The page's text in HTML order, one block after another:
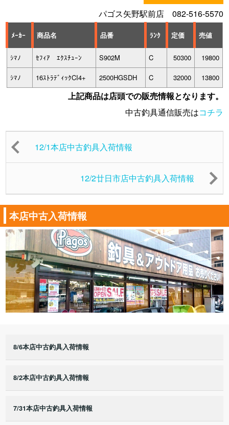
パゴス矢野駅前店 082-516-5570
ﾒｰｶｰ 商品名 品番 ﾗﾝｸ 定価 売値
ｼﾏﾉ ｾﾌｨｱ ｴｸｽﾁｭｰﾝ S902M C 50300 19800
ｼﾏﾉ 16ｽﾄﾗﾃﾞｨｯｸCI4+ 2500HGSDH C 32000 13800
上記商品は店頭での販売情報となります。
中古釣具通信販売はコチラ
12/1本店中古釣具入荷情報
12/2廿日市店中古釣具入荷情報
本店中古入荷情報
8/6本店中古釣具入荷情報
8/2本店中古釣具入荷情報
7/31本店中古釣具入荷情報